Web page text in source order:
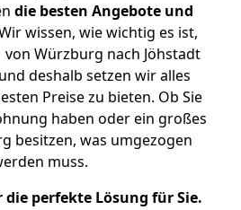
die besten Angebote und
wissen, wie wichtig es ist,
Würzburg nach Jöhstadt
deshalb setzen wir alles
Preise zu bieten. Ob Sie
haben oder ein großes
besitzen, was umgezogen
muss.
perfekte Lösung für Sie.